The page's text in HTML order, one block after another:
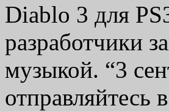
Diablo 3 для
разработчики
музыкой. “3
отправляйтесь